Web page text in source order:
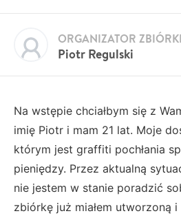
Piotr Regulski
ORGANIZATOR ZBIÓRKI
Na wstępie chciałbym się z
imię Piotr i mam 21 lat. Moje
którym jest graffiti pochłania
pieniędzy. Przez aktualną
nie jestem w stanie poradzić
zbiórkę już miałem utworzoną i